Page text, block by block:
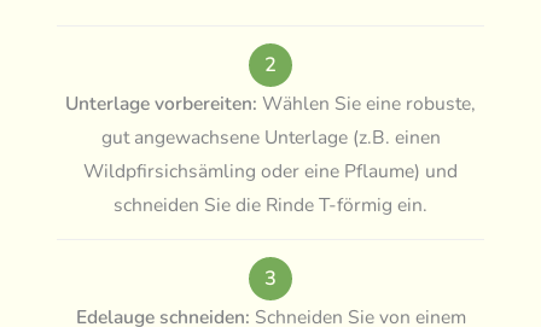
2
Unterlage vorbereiten: Wählen Sie eine robuste,
gut angewachsene Unterlage (z.B. einen
Wildpfirsichsämling oder eine Pflaume) und
schneiden Sie die Rinde T-förmig ein.
3
Edelauge schneiden: Schneiden Sie von einem